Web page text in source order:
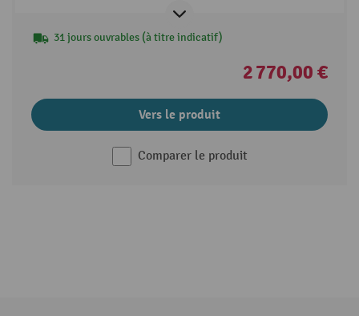
31 jours ouvrables (à titre indicatif)
2 770,00 €
Vers le produit
Comparer le produit